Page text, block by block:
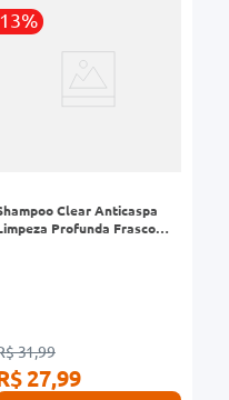
Clear Anticaspa
Profunda Frasco
31,99
27,99